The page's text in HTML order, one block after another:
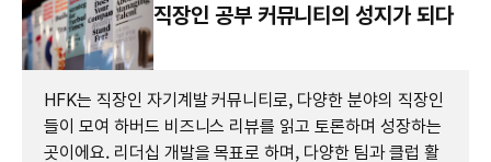
직장인 공부 커뮤니티의 성지가 되다
HFK는 직장인 자기계발 커뮤니티로, 다양한 분야의 직장인
들이 모여 하버드 비즈니스 리뷰를 읽고 토론하며 성장하는
곳이에요. 리더십 개발을 목표로 하며, 다양한 팀과 클럽 활